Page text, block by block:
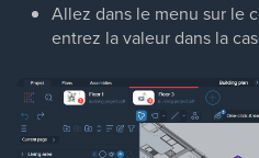
Allez dans le menu sur le
entrez la valeur dans la